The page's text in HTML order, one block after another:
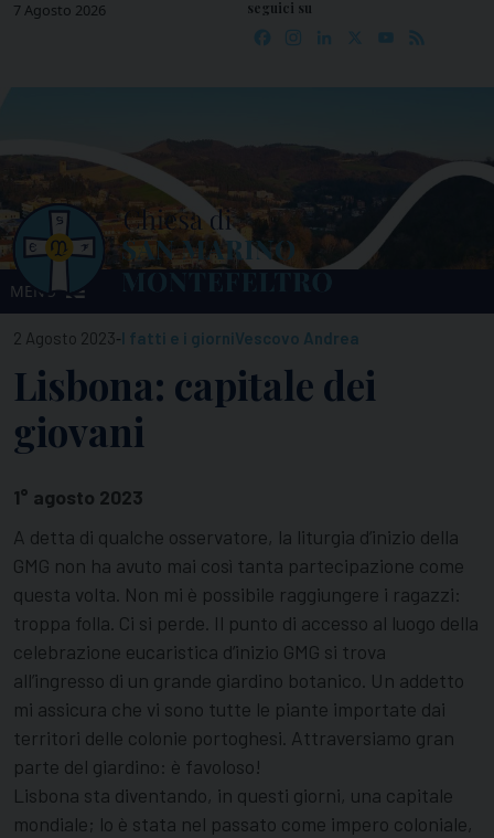
Skip7 Agosto 2026 seguici su
Facebook
Instagram
LinkedIn YouTube
MENU
2 Agosto 2023-I fatti e i giorniVescovo Andrea
Lisbona: capitale dei
giovani
1° agosto 2023
A detta di qualche osservatore, la liturgia d’inizio della
GMG non ha avuto mai così tanta partecipazione come
questa volta. Non mi è possibile raggiungere i ragazzi:
troppa folla. Ci si perde. Il punto di accesso al luogo della
celebrazione eucaristica d’inizio GMG si trova
all’ingresso di un grande giardino botanico. Un addetto
mi assicura che vi sono tutte le piante importate dai
territori delle colonie portoghesi. Attraversiamo gran
parte del giardino: è favoloso!
Lisbona sta diventando, in questi giorni, una capitale
mondiale; lo è stata nel passato come impero coloniale,